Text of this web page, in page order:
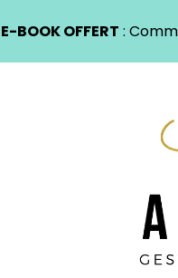
E-BOOK OFFERT :